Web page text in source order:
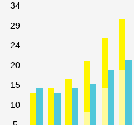
34
29
24
20
15
10